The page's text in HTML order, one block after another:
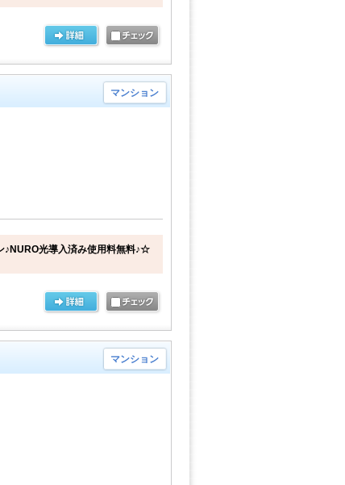
マンション
光導入済み使用料無料♪☆
マンション